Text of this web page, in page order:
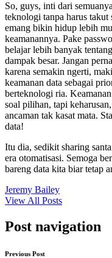
So, guys, inti dari
teknologi tanpa harus takut
emang bikin hidup lebih
keamanannya. Pake
belajar lebih banyak
dampak besar. Jangan
karena semakin ngerti,
keamanan data sebagai
berteknologi ria.
soal pilihan, tapi
ancaman tak kasat mata.
data!
Itu dia, sedikit sharing
era otomatisasi. Semoga
bareng data kita biar tetap
Jeremy Bailey
View All Posts
Post navigation
Previous Post